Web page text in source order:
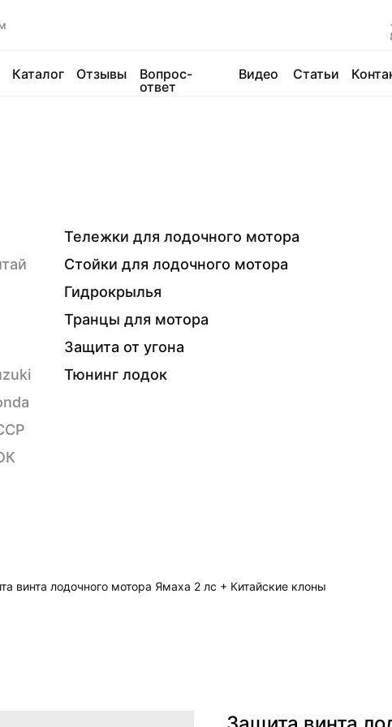
Каталог Отзывы
Вопрос-
ответ
Видео Статьи
Защита от угона
Транцы для мотора
Гидрокрылья
Тележки для лодочного мотора
Стойки для лодочного мотора
Тюнинг лодок
винта лодочного мотора Ямаха 2 лс + Китайские клоны